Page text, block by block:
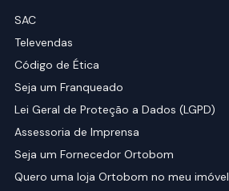
SAC
Televendas
Código de Ética
Seja um Franqueado
Lei Geral de Proteção a Dados (LGPD)
Assessoria de Imprensa
Seja um Fornecedor Ortobom
Quero uma loja Ortobom no meu imóvel